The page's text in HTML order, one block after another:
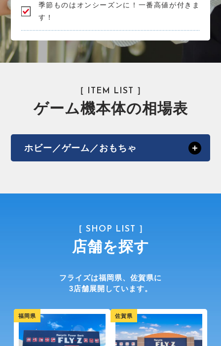
季節ものはオンシーズンに！一番高値が付きま
す！
［ ITEM LIST ］
ゲーム機本体の相場表
ホビー／ゲーム／おもちゃ
［ SHOP LIST ］
店舗を探す
フライズは福岡県、佐賀県に
3店舗展開しています。
福岡県 佐賀県